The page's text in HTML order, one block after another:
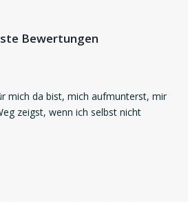
Bewertungen
mich da bist, mich aufmunterst, mir
zeigst, wenn ich selbst nicht